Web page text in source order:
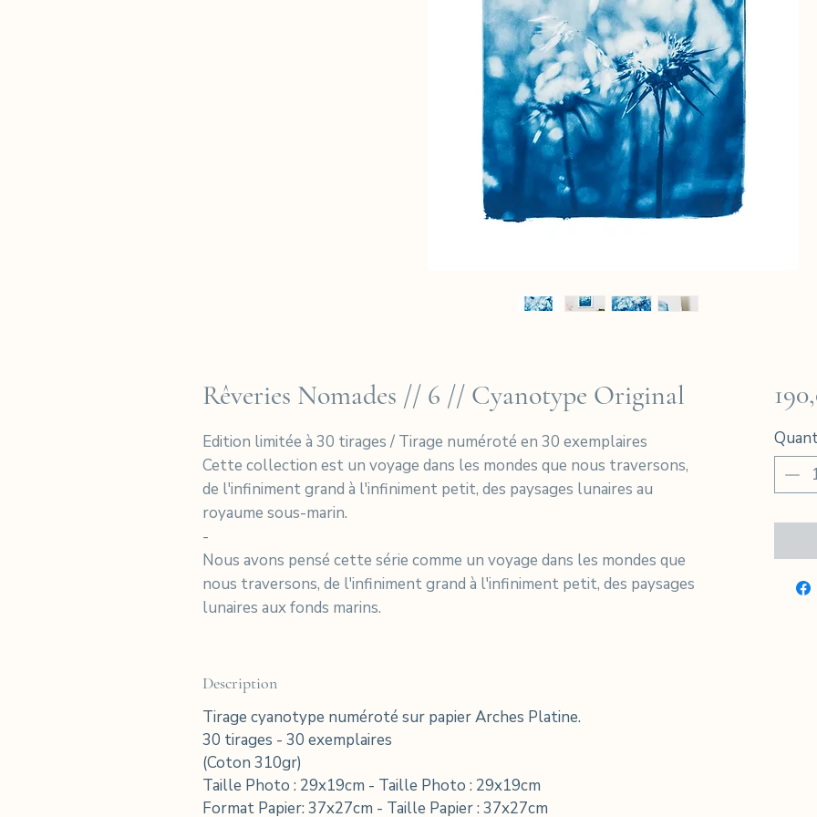
Rêveries Nomades // 6 // Cyanotype Original
Edition limitée à 30 tirages / Tirage numéroté en 30 exemplaires
Cette collection est un voyage dans les mondes que nous traversons,
de l'infiniment grand à l'infiniment petit, des paysages lunaires au
royaume sous-marin.
-
Nous avons pensé cette série comme un voyage dans les mondes que
nous traversons, de l'infiniment grand à l'infiniment petit, des paysages
lunaires aux fonds marins.
Description
Tirage cyanotype numéroté sur papier Arches Platine.
30 tirages - 30 exemplaires
(Coton 310gr)
Taille Photo : 29x19cm - Taille Photo : 29x19cm
Format Papier: 37x27cm - Taille Papier : 37x27cm